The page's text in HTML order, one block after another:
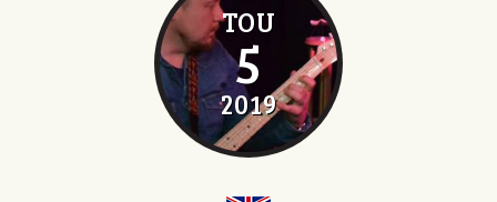
TOU
5
2019